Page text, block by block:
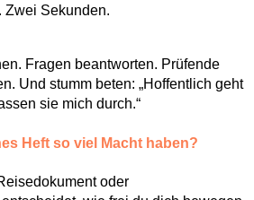
Zwei Sekunden.
Fragen beantworten. Prüfende
Und stumm beten: „Hoffentlich geht
sie mich durch.“
Heft so viel Macht haben?
oder